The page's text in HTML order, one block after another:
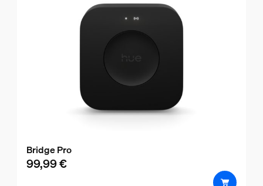
Bridge Pro
99,99 €